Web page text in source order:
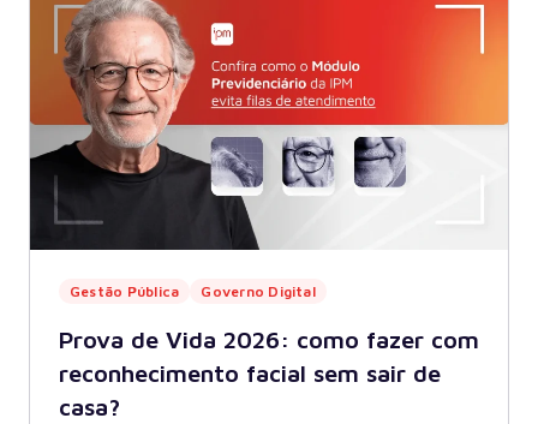
Gestão Pública Governo Digital
Prova de Vida 2026: como fazer com
reconhecimento facial sem sair de
casa?